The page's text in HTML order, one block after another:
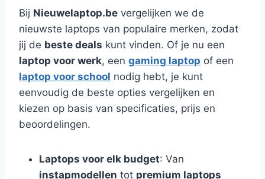
Bij Nieuwelaptop.be vergelijken we de
nieuwste laptops van populaire merken, zodat
jij de beste deals kunt vinden. Of je nu een
laptop voor werk, een gaming laptop of een
laptop voor school nodig hebt, je kunt
eenvoudig de beste opties vergelijken en
kiezen op basis van specificaties, prijs en
beoordelingen.
Laptops voor elk budget: Van
instapmodellen tot premium laptops